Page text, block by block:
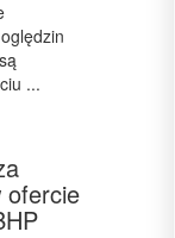
...
ofercie